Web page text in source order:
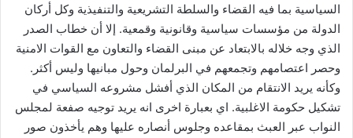
السياسية بما فيه القضاء والسلطة التشريعية والتنفيذية وكل أركان
الدولة من مؤسسات سياسية وقانونية وقمعية. إلا أن خطاب الصدر
الذي وجه خلاله بالابتعاد عن مبنى القضاء والتعاون مع القوات الامنية
وحصر اعتصامهم وتجمعهم في البرلمان وحول مبانيها وليس أكثر.
وكأنه يريد الانتقام من المكان الذي أفشل مشروعه السياسي في
تشكيل حكومة الاغلبية. اي بعبارة اخرى انه يريد توجيه صفعة لمجلس
النواب عبر العبث بمقاعده وجلوس أنصاره عليها وهم يأخذون صور